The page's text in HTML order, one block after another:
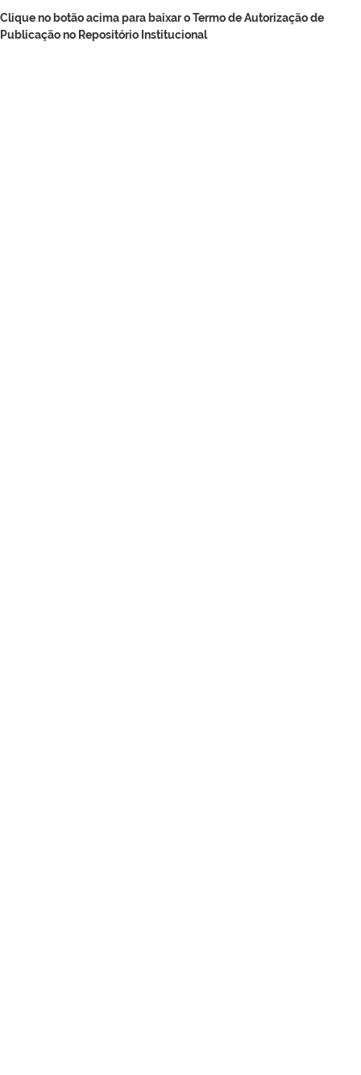
Clique no botão acima para baixar o Termo de Autorização de
Publicação no Repositório Institucional